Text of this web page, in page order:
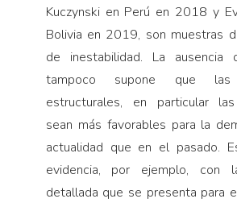
Kuczynski en Perú en 2018 y
Bolivia en 2019, son muestras
de inestabilidad. La ausencia
tampoco supone que las
estructurales, en particular
sean más favorables para la
actualidad que en el pasado.
evidencia, por ejemplo, con
detallada que se presenta para